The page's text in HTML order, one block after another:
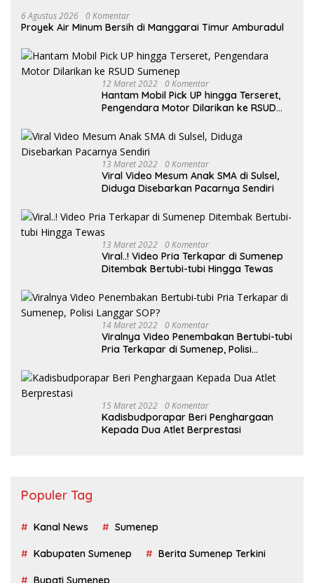
6 Agustus 2026 0 Komentar
Proyek Air Minum Bersih di Manggarai Timur Amburadul
12 Maret 2022 0 Komentar
Hantam Mobil Pick UP hingga Terseret,
Pengendara Motor Dilarikan ke RSUD
13 Maret 2022 0 Komentar
Viral Video Mesum Anak SMA di Sulsel,
Diduga Disebarkan Pacarnya Sendiri
13 Maret 2022 0 Komentar
Viral..! Video Pria Terkapar di Sumenep
Ditembak Bertubi-tubi Hingga Tewas
14 Maret 2022 0 Komentar
Viralnya Video Penembakan Bertubi-tubi
Pria Terkapar di Sumenep, Polisi
15 Maret 2022 0 Komentar
Kadisbudporapar Beri Penghargaan
Kepada Dua Atlet Berprestasi
Populer Tag
Kanal News Sumenep
Kabupaten Sumenep Berita Sumenep Terkini
Bupati Sumenep